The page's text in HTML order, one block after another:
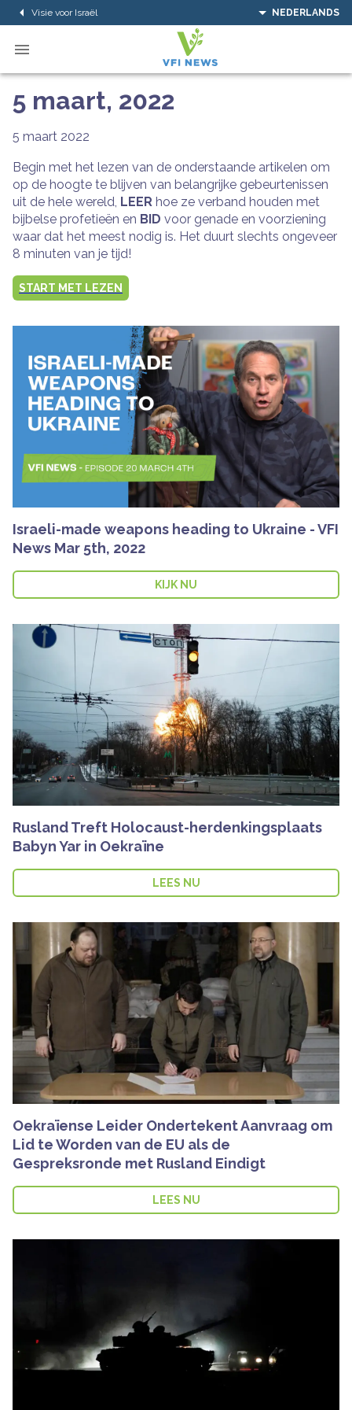
Visie voor Israël NEDERLANDS
5 maart, 2022
5 maart 2022
Begin met het lezen van de onderstaande artikelen om
op de hoogte te blijven van belangrijke gebeurtenissen
uit de hele wereld, LEER hoe ze verband houden met
bijbelse profetieën en BID voor genade en voorziening
waar dat het meest nodig is. Het duurt slechts ongeveer
8 minuten van je tijd!
START MET LEZEN
Israeli-made weapons heading to Ukraine - VFI
News Mar 5th, 2022
KIJK NU
Rusland Treft Holocaust-herdenkingsplaats
Babyn Yar in Oekraïne
LEES NU
Oekraïense Leider Ondertekent Aanvraag om
Lid te Worden van de EU als de
Gespreksronde met Rusland Eindigt
LEES NU